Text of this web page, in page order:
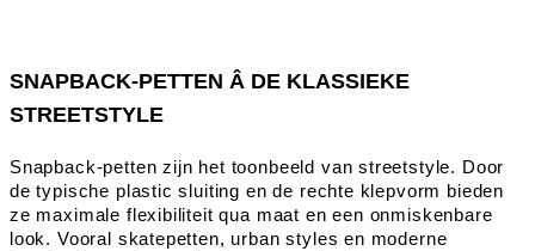
SNAPBACK-PETTEN Â DE KLASSIEKE
STREETSTYLE
Snapback-petten zijn het toonbeeld van streetstyle. Door
de typische plastic sluiting en de rechte klepvorm bieden
ze maximale flexibiliteit qua maat en een onmiskenbare
look. Vooral skatepetten, urban styles en moderne